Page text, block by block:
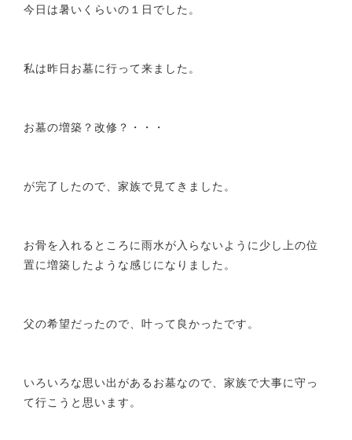
今日は暑いくらいの１日でした。
私は昨日お墓に行って来ました。
お墓の増築？改修？・・・
が完了したので、家族で見てきました。
お骨を入れるところに雨水が入らないように少し上の位
置に増築したような感じになりました。
父の希望だったので、叶って良かったです。
いろいろな思い出があるお墓なので、家族で大事に守っ
て行こうと思います。